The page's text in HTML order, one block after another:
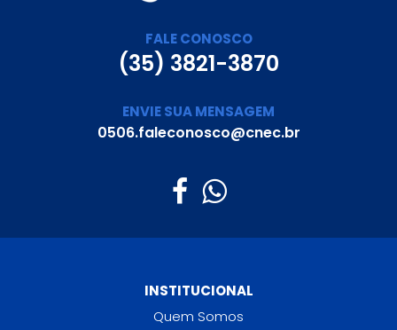
FALE CONOSCO
(35) 3821-3870
ENVIE SUA MENSAGEM
0506.faleconosco@cnec.br
INSTITUCIONAL
Quem Somos